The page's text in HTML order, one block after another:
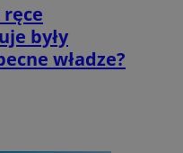
były
władze?